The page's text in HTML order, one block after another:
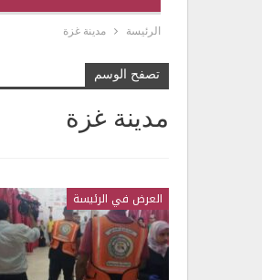
الرئيسة مدينة غزة
تصفح الوسم
مدينة غزة
العرض في الرئيسة